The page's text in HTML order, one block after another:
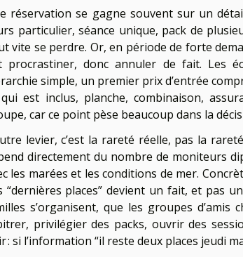
réservation se gagne souvent sur un
particulier, séance unique, pack de
vite se perdre. Or, en période de forte
procrastiner, donc annuler de fait. Les
simple, un premier prix d’entrée
est inclus, planche, combinaison,
car ce point pèse beaucoup dans la
levier, c’est la rareté réelle, pas la
directement du nombre de moniteurs
les marées et les conditions de mer.
“dernières places” devient un fait, et pas
s’organisent, que les groupes
privilégier des packs, ouvrir des
: si l’information “il reste deux places jeudi